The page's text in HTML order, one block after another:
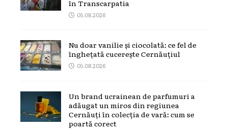
în Transcarpatia
05.08.2026
Nu doar vanilie și ciocolată: ce fel de
înghețată cucerește Cernăuțiul
05.08.2026
Un brand ucrainean de parfumuri a
adăugat un miros din regiunea
Cernăuți în colecția de vară: cum se
poartă corect